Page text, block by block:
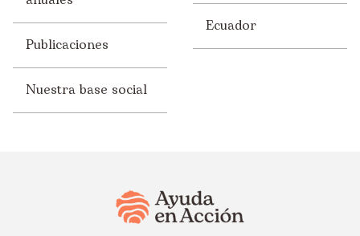
Publicaciones
Nuestra base social
Ecuador